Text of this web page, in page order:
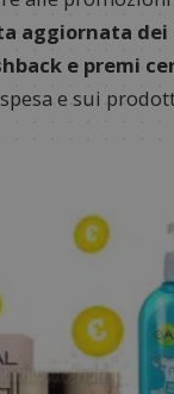
aggiornata dei
e premi
e sui